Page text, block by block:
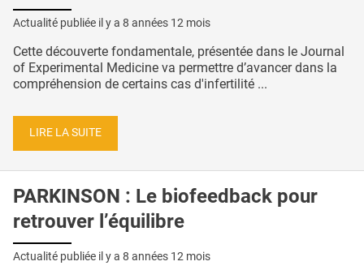
Actualité publiée il y a 8 années 12 mois
Cette découverte fondamentale, présentée dans le Journal
of Experimental Medicine va permettre d’avancer dans la
compréhension de certains cas d'infertilité ...
LIRE LA SUITE
PARKINSON : Le biofeedback pour
retrouver l’équilibre
Actualité publiée il y a 8 années 12 mois